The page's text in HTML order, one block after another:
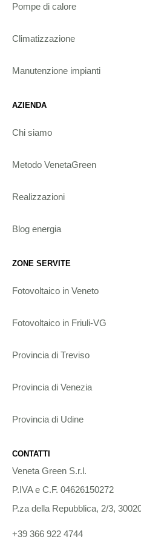
Pompe di calore
Climatizzazione
Manutenzione impianti
AZIENDA
Chi siamo
Metodo VenetaGreen
Realizzazioni
Blog energia
ZONE SERVITE
Fotovoltaico in Veneto
Fotovoltaico in Friuli-VG
Provincia di Treviso
Provincia di Venezia
Provincia di Udine
CONTATTI
Veneta Green S.r.l.
P.IVA e C.F. 04626150272
P.za della Repubblica, 2/3,
+39 366 922 4744